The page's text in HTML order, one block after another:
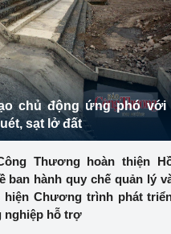
chủ động ứng phó với
sạt lở đất
Thương hoàn thiện
ban hành quy chế quản lý
hiện Chương trình phát
nghiệp hỗ trợ